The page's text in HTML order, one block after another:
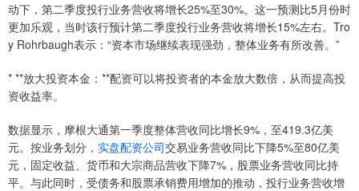
动下，第二季度投行业务营收将增长25%至30%。这一预测比5月份时
更加乐观，当时该行预计第二季度投行业务营收将增长15%左右。Tro
y Rohrbaugh表示：“资本市场继续表现强劲，整体业务有所改善。”
* **放大投资本金：**配资可以将投资者的本金放大数倍，从而提高投
资收益率。
数据显示，摩根大通第一季度整体营收同比增长9%，至419.3亿美
元。按业务划分， 实盘配资公司交易业务营收同比下降5%至80亿美
元，固定收益、货币和大宗商品营收下降7%，股票业务营收同比持
平。与此同时，受债务和股票承销费用增加的推动，投行业务营收增